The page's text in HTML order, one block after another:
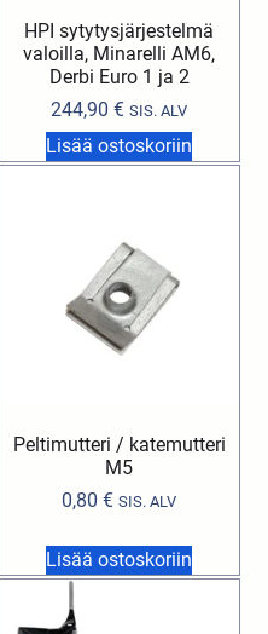
HPI sytytysjärjestelmä
valoilla, Minarelli AM6,
Derbi Euro 1 ja 2
244,90€ SIS. ALV
Lisää ostoskoriin
Peltimutteri / katemutteri
M5
0,80€ SIS. ALV
Lisää ostoskoriin